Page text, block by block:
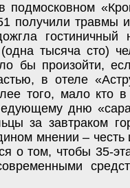
подмосковном
получили травмы
гостиничный
тысяча сто)
бы произойти,
в отеле
того, мало кто в
дню
за завтраком
мнении – честь
о том, чтобы 35-